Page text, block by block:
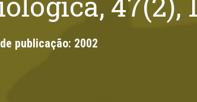
publicação: 2002